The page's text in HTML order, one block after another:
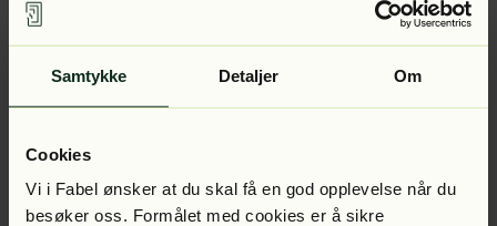
Samtykke Detaljer Om
Cookies
Vi i Fabel ønsker at du skal få en god opplevelse når du
besøker oss. Formålet med cookies er å sikre